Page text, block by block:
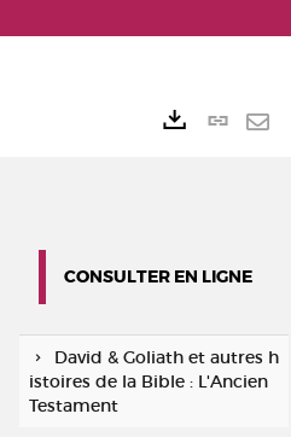
Lien
CONSULTER EN LIGNE
David & Goliath et autres h
istoires de la Bible : L'Ancien
Testament